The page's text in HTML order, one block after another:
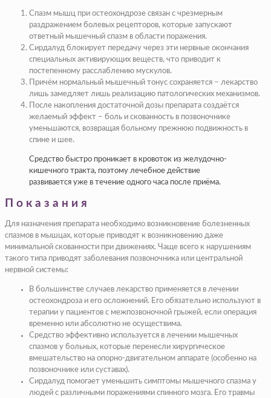
Спазм мышц при остеохондрозе связан с чрезмерным
раздражением болевых рецепторов, которые запускают
ответный мышечный спазм в области поражения.
Сирдалуд блокирует передачу через эти нервные окончания
специальных активирующих веществ, что приводит к
постепенному расслаблению мускулов.
Причём нормальный мышечный тонус сохраняется – лекарство
лишь замедляет лишь реализацию патологических механизмов.
После накопления достаточной дозы препарата создаётся
желаемый эффект – боль и скованность в позвоночнике
уменьшаются, возвращая больному прежнюю подвижность в
спине и шее.
Средство быстро проникает в кровоток из желудочно-
кишечного тракта, поэтому лечебное действие
развивается уже в течение одного часа после приёма.
Показания
Для назначения препарата необходимо возникновение болезненных
спазмов в мышцах, которые приводят к возникновению даже
минимальной скованности при движениях. Чаще всего к нарушениям
такого типа приводят заболевания позвоночника или центральной
нервной системы:
В большинстве случаев лекарство применяется в лечении
остеохондроза и его осложнений. Его обязательно используют в
терапии у пациентов с межпозвоночной грыжей, если операция
временно или абсолютно не осуществима.
Средство эффективно используется в лечении мышечных
спазмов у больных, которые перенесли хирургическое
вмешательство на опорно-двигательном аппарате (особенно на
позвоночнике или суставах).
Сирдалуд помогает уменьшить симптомы мышечного спазма у
людей с различными поражениями спинного мозга. Его травмы